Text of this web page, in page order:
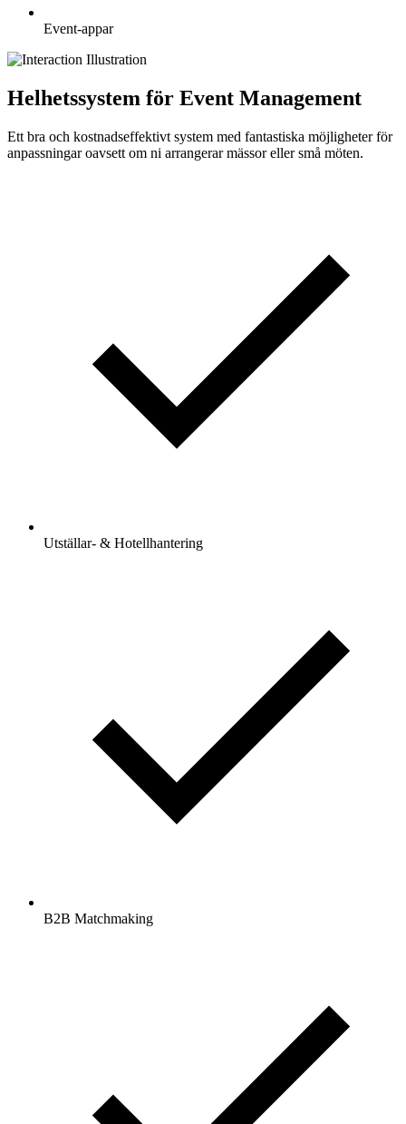
Event-appar
Helhetssystem för Event Management
Ett bra och kostnadseffektivt system med fantastiska möjligheter för
anpassningar oavsett om ni arrangerar mässor eller små möten.
Utställar- & Hotellhantering
B2B Matchmaking